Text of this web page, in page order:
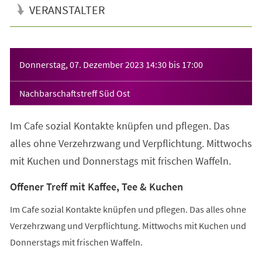
VERANSTALTER
Donnerstag, 07. Dezember 2023 14:30 bis 17:00
Nachbarschaftstreff Süd Ost
Im Cafe sozial Kontakte knüpfen und pflegen. Das
alles ohne Verzehrzwang und Verpflichtung. Mittwochs
mit Kuchen und Donnerstags mit frischen Waffeln.
Offener Treff mit Kaffee, Tee & Kuchen
Im Cafe sozial Kontakte knüpfen und pflegen. Das alles ohne
Verzehrzwang und Verpflichtung. Mittwochs mit Kuchen und
Donnerstags mit frischen Waffeln.